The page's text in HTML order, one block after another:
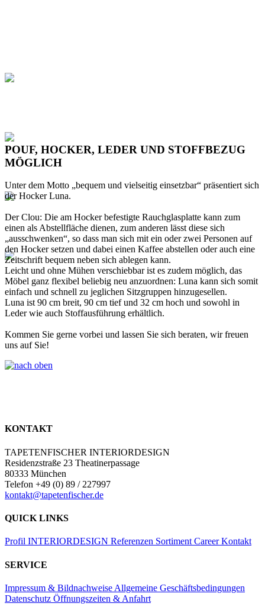
POUF, HOCKER, LEDER UND STOFFBEZUG
MÖGLICH
Unter dem Motto „bequem und vielseitig einsetzbar“ präsentiert sich
der Hocker Luna.
Der Clou: Die am Hocker befestigte Rauchglasplatte kann zum
einen als Abstellfläche dienen, zum anderen lässt diese sich
„ausschwenken“, so dass man sich mit ein oder zwei Personen auf
den Hocker setzen und dabei einen Kaffee abstellen oder auch eine
Zeitschrift bequem neben sich ablegen kann.
Leicht und ohne Mühen verschiebbar ist es zudem möglich, das
Möbel ganz flexibel beliebig neu anzuordnen: Luna kann sich somit
einfach und schnell zu jeglichen Sitzgruppen hinzugesellen.
Luna ist 90 cm breit, 90 cm tief und 32 cm hoch und sowohl in
Leder wie auch Stoffausführung erhältlich.
Kommen Sie gerne vorbei und lassen Sie sich beraten, wir freuen
uns auf Sie!
KONTAKT
TAPETENFISCHER INTERIORDESIGN
Residenzstraße 23 Theatinerpassage
80333 München
Telefon +49 (0) 89 / 227997
kontakt@tapetenfischer.de
QUICK LINKS
Profil INTERIORDESIGN Referenzen Sortiment CareerKontakt
SERVICE
Impressum & Bildnachweise Allgemeine Geschäftsbedingungen
Datenschutz Öffnungszeiten & Anfahrt